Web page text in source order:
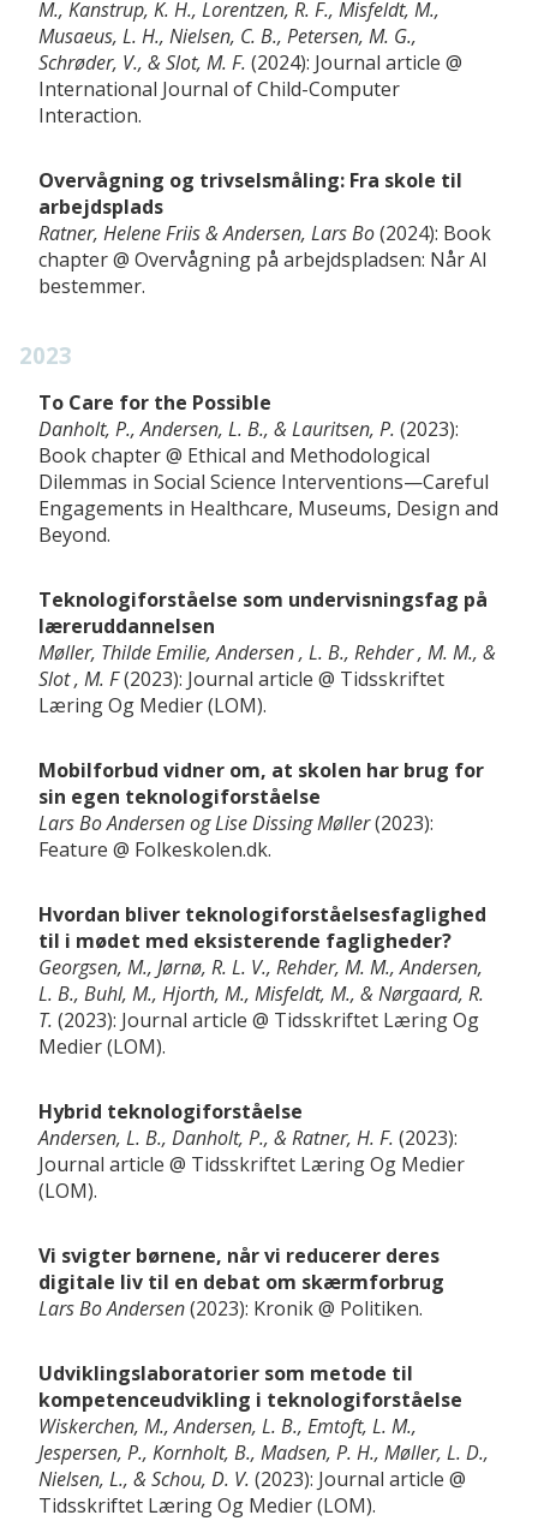
M., Kanstrup, K. H., Lorentzen, R. F., Misfeldt, M.,
Musaeus, L. H., Nielsen, C. B., Petersen, M. G.,
Schrøder, V., & Slot, M. F. 2024 Journal article
International Journal of Child-Computer
Interaction
Overvågning og trivselsmåling: Fra skole til
arbejdsplads
Ratner, Helene Friis & Andersen, Lars Bo 2024 Book
chapter
Overvågning på arbejdspladsen: Når AI
bestemmer
2023
To Care for the Possible
Danholt, P., Andersen, L. B., & Lauritsen, P. 2023
Book chapter
Ethical and Methodological
Dilemmas in Social Science Interventions—Careful
Engagements in Healthcare, Museums, Design and
Beyond
Teknologiforståelse som undervisningsfag på
læreruddannelsen
Møller, Thilde Emilie, Andersen , L. B., Rehder , M. M., &
Slot , M. F 2023 Journal article
Tidsskriftet
Læring Og Medier (LOM)
Mobilforbud vidner om, at skolen har brug for
sin egen teknologiforståelse
Lars Bo Andersen og Lise Dissing Møller 2023
Feature
Folkeskolen.dk
Hvordan bliver teknologiforståelsesfaglighed
til i mødet med eksisterende fagligheder?
Georgsen, M., Jørnø, R. L. V., Rehder, M. M., Andersen,
L. B., Buhl, M., Hjorth, M., Misfeldt, M., & Nørgaard, R.
T. 2023 Journal article
Tidsskriftet Læring Og
Medier (LOM)
Hybrid teknologiforståelse
Andersen, L. B., Danholt, P., & Ratner, H. F. 2023
Journal article
Tidsskriftet Læring Og Medier
(LOM)
Vi svigter børnene, når vi reducerer deres
digitale liv til en debat om skærmforbrug
Lars Bo Andersen 2023 Kronik Politiken
Udviklingslaboratorier som metode til
kompetenceudvikling i teknologiforståelse
Wiskerchen, M., Andersen, L. B., Emtoft, L. M.,
Jespersen, P., Kornholt, B., Madsen, P. H., Møller, L. D.,
Nielsen, L., & Schou, D. V. 2023
Journal article
Tidsskriftet Læring Og Medier (LOM)